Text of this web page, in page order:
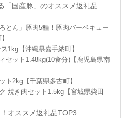
「国産豚」のオススメ返礼品
とん」豚肉5種！豚肉バーベキュー
1kg【沖縄県嘉手納町】
セット1.48kg(10食分)【鹿児島県南
ト2kg【千葉県多古町】
焼き肉セット1.5kg【宮城県柴田
オススメ返礼品TOP3